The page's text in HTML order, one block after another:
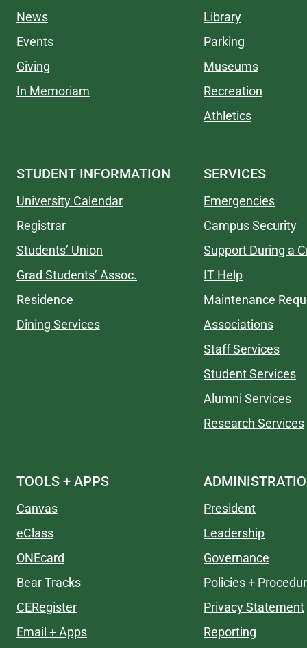
News
Events
Giving
In Memoriam
Library
Parking
Museums
Recreation
Athletics
STUDENT INFORMATION
University Calendar
Registrar
Students’ Union
Grad Students’ Assoc.
Residence
Dining Services
SERVICES
Emergencies
Campus Security
Support During a
IT Help
Maintenance
Associations
Staff Services
Student Services
Alumni Services
Research Services
TOOLS + APPS
Canvas
eClass
ONEcard
Bear Tracks
CERegister
Email + Apps
President
Leadership
Governance
Policies +
Privacy Statement
Reporting